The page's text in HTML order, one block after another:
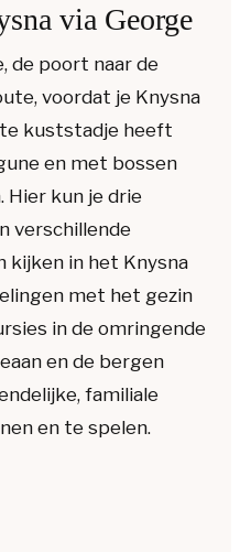
via George
de poort naar de
voordat je Knysna
kuststadje heeft
en met bossen
Hier kun je drie
verschillende
in het Knysna
met het gezin
in de omringende
en de bergen
familiale
en te spelen.